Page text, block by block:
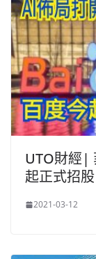
UTO財經|
起正式招
2021-03-12